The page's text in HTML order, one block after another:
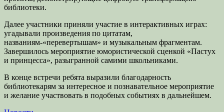
библиотеки.
Далее участники приняли участие в интерактивных играх:
угадывали произведения по цитатам,
названиям-«перевертышам» и музыкальным фрагментам.
Завершилось мероприятие юмористической сценкой «Пастух
и принцесса», разыгранной самими школьниками.
В конце встречи ребята выразили благодарность
библиотекарям за интересное и познавательное мероприятие
и желание участвовать в подобных событиях в дальнейшем.